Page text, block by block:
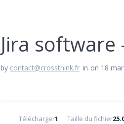
Jira software
by contact@crossthink.fr in on 18
Télécharger1 Taille du fichier